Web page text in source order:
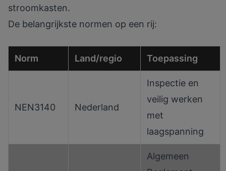
stroomkasten.
De belangrijkste normen op een rij:
Norm Land/regio Toepassing
NEN3140 Nederland
Inspectie en
veilig werken
met
laagspanning
Algemeen